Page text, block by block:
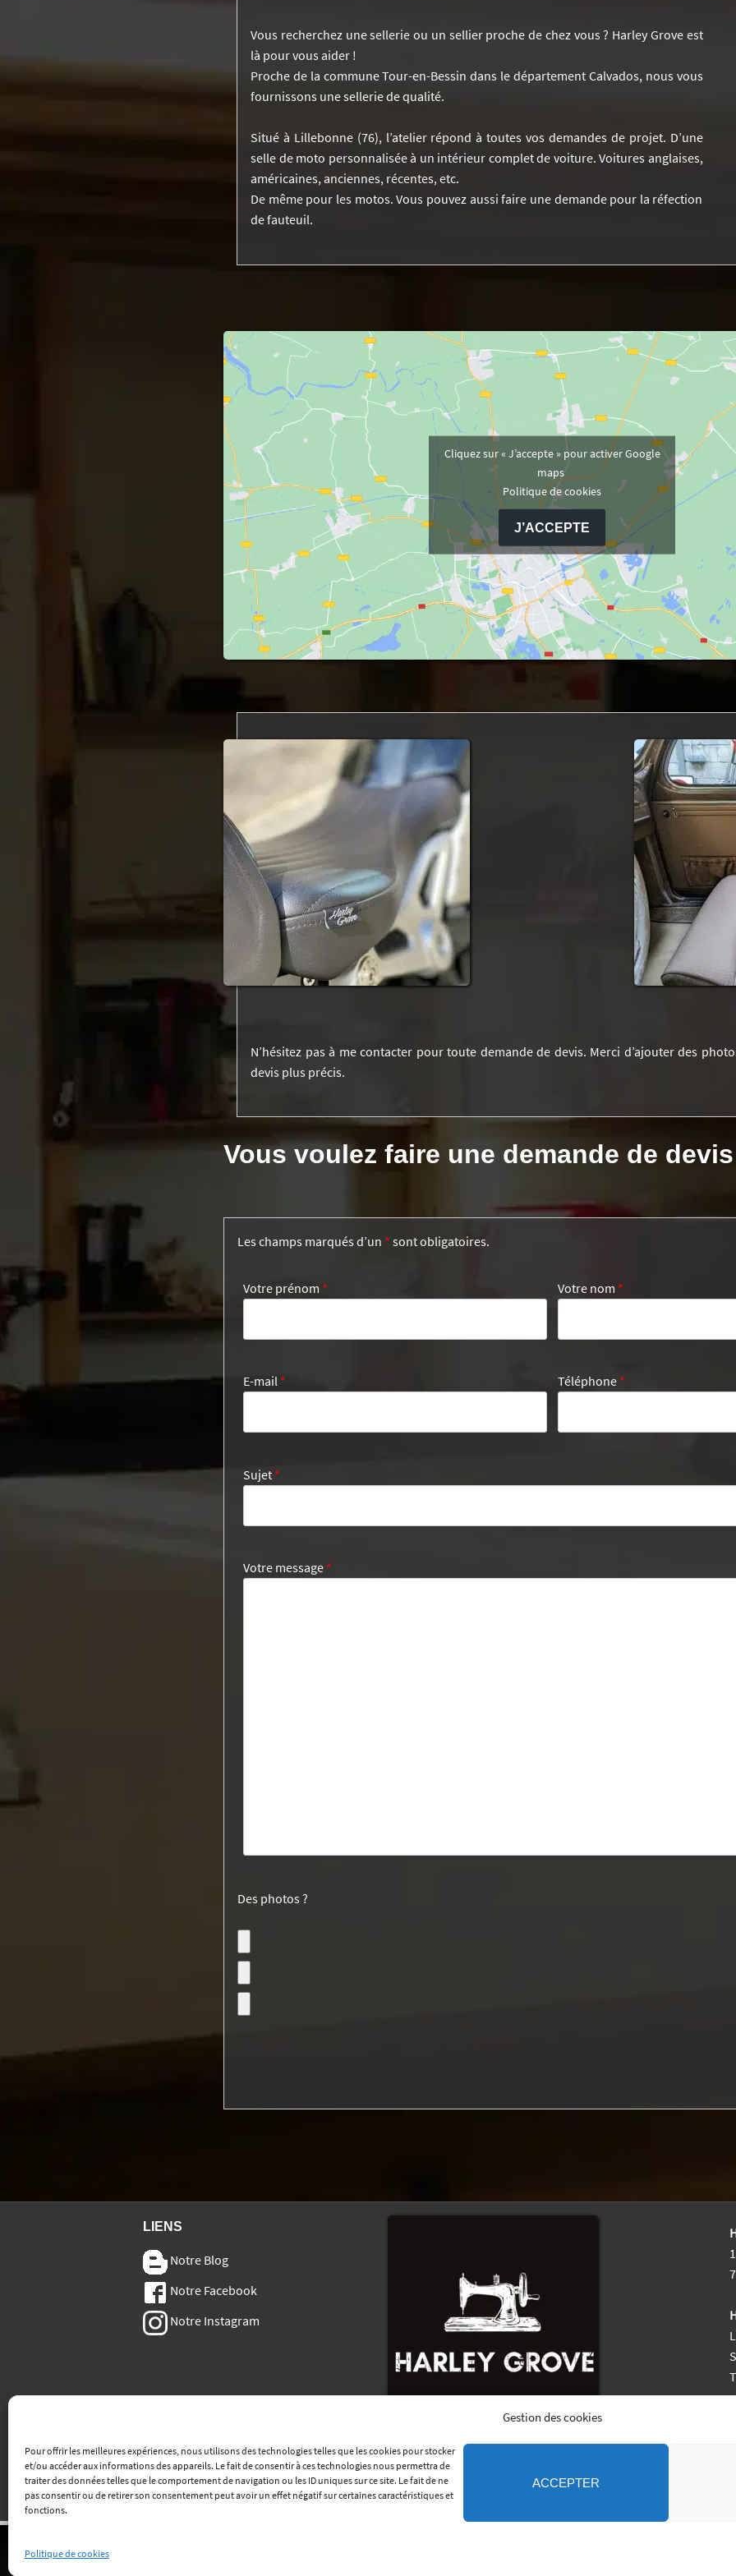
Gestion des cookies
Pour offrir les meilleures expériences, nous utilisons des technologies telles que les cookies pour stocker
et/ou accéder aux informations des appareils. Le fait de consentir à ces technologies nous permettra de
traiter des données telles que le comportement de navigation ou les ID uniques sur ce site. Le fait de ne
pas consentir ou de retirer son consentement peut avoir un effet négatif sur certaines caractéristiques et
fonctions.
ACCEPTER
Politique de cookies
Vous recherchez une sellerie ou un sellier proche de chez vous ? Harley Grove est
là pour vous aider !
Proche de la commune Tour-en-Bessin dans le département Calvados, nous vous
fournissons une sellerie de qualité.
Situé à Lillebonne (76), l’atelier répond à toutes vos demandes de projet. D’une
selle de moto personnalisée à un intérieur complet de voiture. Voitures anglaises,
américaines, anciennes, récentes, etc.
De même pour les motos. Vous pouvez aussi faire une demande pour la réfection
de fauteuil.
Cliquez sur « J’accepte » pour activer Google
maps
Politique de cookies
J’ACCEPTE
N’hésitez pas à me contacter pour toute demande de devis. Merci d’ajouter des
devis plus précis.
Vous voulez faire une demande de
Les champs marqués d’un * sont obligatoires.
Votre prénom * Votre nom *
E-mail * Téléphone *
Sujet *
Votre message *
Des photos ?
LIENS
Notre Blog
Notre Facebook
Notre Instagram